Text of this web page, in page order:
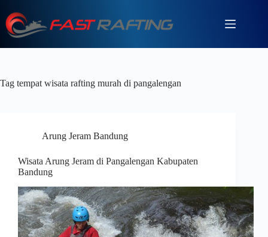
Tag tempat wisata rafting murah di pangalengan
Arung Jeram Bandung
Wisata Arung Jeram di Pangalengan Kabupaten
Bandung